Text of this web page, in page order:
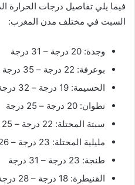
فيما يلي تفاصيل درجات الحرارة
السبت في مختلف مدن المغرب:
وجدة: 20 درجة – 31 درجة
بوعرفة: 22 درجة – 35 درجة
الحسيمة: 19 درجة – 32 درجة
تطوان: 20 درجة – 25 درجة
سبتة المحتلة: 22 درجة – 25 درجة
مليلية المحتلة: 23 درجة – 26 درجة
طنجة: 23 درجة – 31 درجة
القنيطرة: 18 درجة – 28 درجة